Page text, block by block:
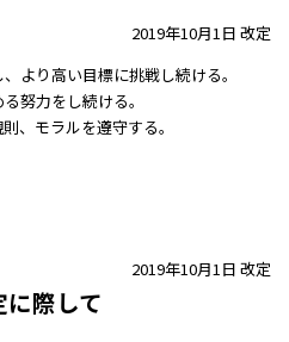
2019年10月1日 改定
より高い目標に挑戦し続ける。
努力をし続ける。
、モラルを遵守する。
2019年10月1日 改定
際して